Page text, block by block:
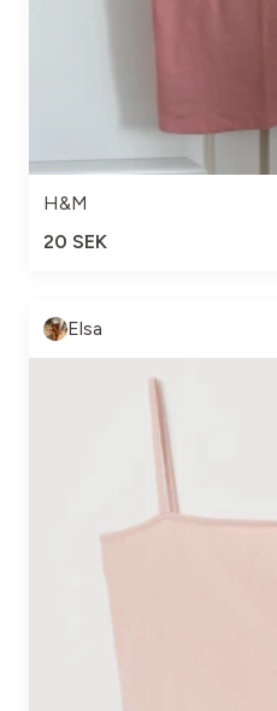
H&M
20 SEK
Elsa